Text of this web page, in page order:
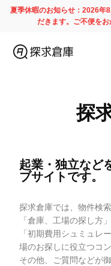
夏季休暇のお知らせ：2026年
だきます。ご不便をお
探
起業・独立など
ブサイトです。
探求倉庫では、物件検
「倉庫、工場の探し方」
「初期費用シュミュレ
場のお探しに役立つコ
その他、ご質問などが